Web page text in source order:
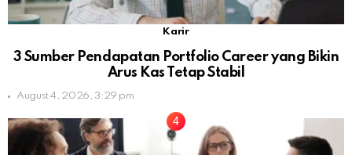
Karir
3 Sumber Pendapatan Portfolio Career yang Bikin
Arus Kas Tetap Stabil
August 4, 2026, 3:29 pm